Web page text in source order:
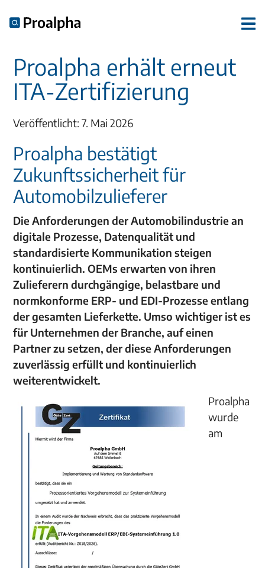
Proalpha erhält erneut
ITA-Zertifizierung
Veröffentlicht: 7. Mai 2026
Proalpha bestätigt
Zukunftssicherheit für
Automobilzulieferer
Die Anforderungen der Automobilindustrie an
digitale Prozesse, Datenqualität und
standardisierte Kommunikation steigen
kontinuierlich. OEMs erwarten von ihren
Zulieferern durchgängige, belastbare und
normkonforme ERP- und EDI-Prozesse entlang
der gesamten Lieferkette. Umso wichtiger ist es
für Unternehmen der Branche, auf einen
Partner zu setzen, der diese Anforderungen
zuverlässig erfüllt und kontinuierlich
weiterentwickelt.
Proalpha
wurde
am